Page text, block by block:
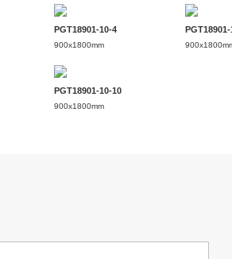
PGT18901-10-4
900x1800mm
PGT18901-
PGT18901-10-10
900x1800mm